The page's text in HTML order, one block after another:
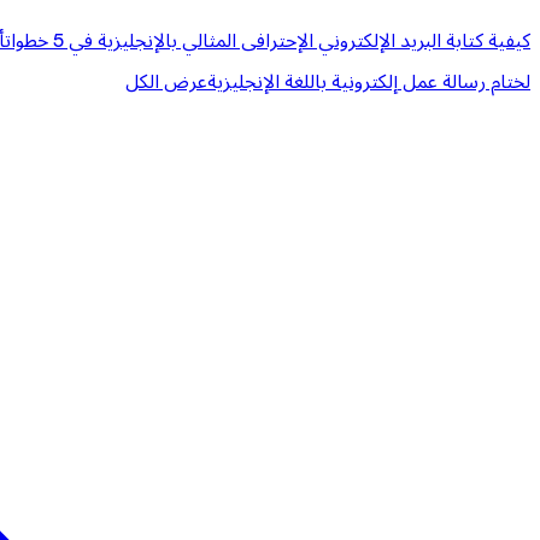
كيفية كتابة البريد الإلكتروني الإحترافى المثالي بالإنجليزية في 5 خطوات
لختام رسالة عمل إلكترونية باللغة الإنجليزيةعرض الكل